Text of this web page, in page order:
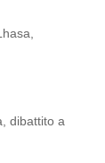
dibattito a